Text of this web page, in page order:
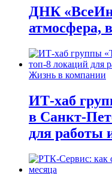
ДНК
атмосфера,
Жизнь в компании
ИТ-хаб
в Санкт-
для работы